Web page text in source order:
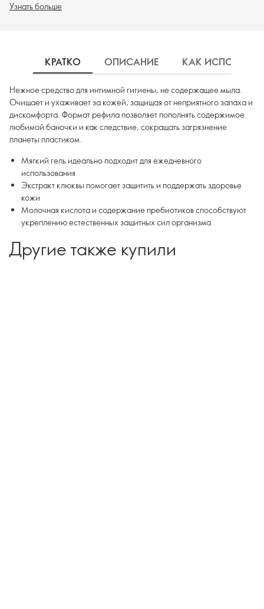
Узнать больше
КРАТКО ОПИСАНИЕ КАК
Нежное средство для интимной гигиены, не содержащее мыла.
Очищает и ухаживает за кожей, защищая от неприятного запаха и
дискомфорта. Формат рефила позволяет пополнять содержимое
любимой баночки и как следствие, сокращать загрязнение
планеты пластиком.
Мягкий гель идеально подходит для ежедневного
использования
Экстракт клюквы помогает защитить и поддержать здоровье
кожи
Молочная кислота и содержание пребиотиков способствуют
укреплению естественных защитных сил организма
Другие также купили